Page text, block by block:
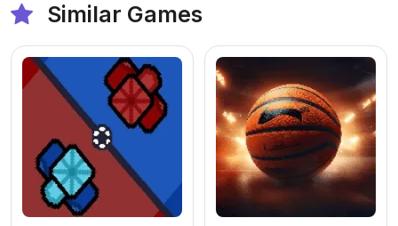
Similar Games